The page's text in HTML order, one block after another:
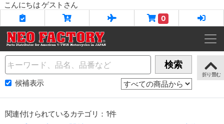
こんにちは ゲストさん
0
Name 検索
候補表示
関連付けられているカテゴリ：1件